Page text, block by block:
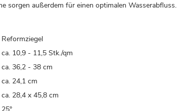
sorgen außerdem für einen optimalen Wasserabfluss.
Reformziegel
ca. 10,9 - 11,5 Stk./qm
ca. 36,2 - 38 cm
ca. 24,1 cm
ca. 28,4 x 45,8 cm